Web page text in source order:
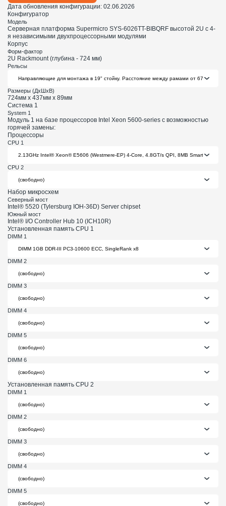
Дата обновления конфигурации: 02.06.2026
Конфигуратор
Модель
Cерверная платформа Supermicro SYS-6026TT-BIBQRF высотой 2U с 4-
я независимыми двухпроцессорными модулями
Корпус
Форм-фактор
2U Rackmount (глубина - 724 мм)
Рельсы
Размеры (ДхШхВ)
724мм х 437мм х 89мм
Система 1
System 1
Модуль 1 на базе процессоров Intel Xeon 5600-series с возможностью
горячей замены:
Процессоры
CPU 1
CPU 2
Набор микросхем
Северный мост
Intel® 5520 (Tylersburg IOH-36D) Server chipset
Южный мост
Intel® I/O Controller Hub 10 (ICH10R)
Установленная память CPU 1
DIMM 1
DIMM 2
DIMM 3
DIMM 4
DIMM 5
DIMM 6
Установленная память CPU 2
DIMM 1
DIMM 2
DIMM 3
DIMM 4
DIMM 5